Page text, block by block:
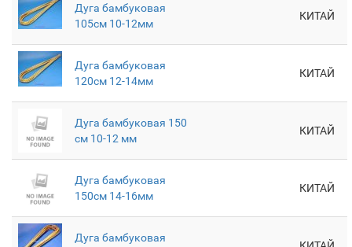
Дуга бамбуковая
105см 10-12мм
КИТАЙ
Дуга бамбуковая
120см 12-14мм
КИТАЙ
Дуга бамбуковая 150
см 10-12 мм
КИТАЙ
Дуга бамбуковая
150см 14-16мм
КИТАЙ
Дуга бамбуковая